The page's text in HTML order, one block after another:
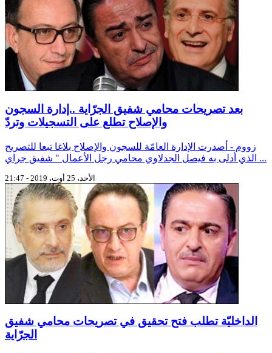
بعد تصريحات محامي شفيق الجرّاية ..إدارة السجون
والإصلاح تطلع على التسجيلات وتردّ
زووم - أصدرت الإدارة العامّة للسجون والإصلاح بلاغا تبعا للتصريح
الذي أدلى به فيصل الجدلاوي محامي رجل الأعمال " شفيق جراي ...
الأحد، 25 أوت، 2019 - 21:47
الداخليّة تطلب فتح تحقيق في تصريحات محامي شفيق
الجرّاية